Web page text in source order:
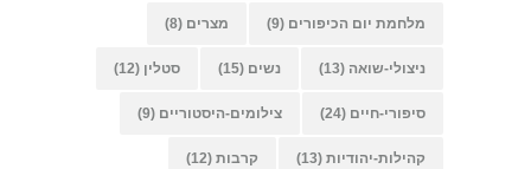
מלחמת יום הכיפורים (9) מצרים (8)
ניצולי-שואה (13) נשים (15) סטלין (12)
סיפורי-חיים (24) צילומים-היסטוריים (9)
קהילות-יהודיות (13) קרבות (12)